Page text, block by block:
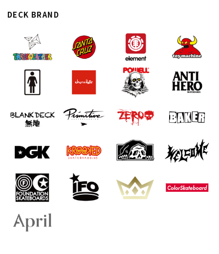
スノーTOP
スケートTOP
CONTENTS
特集一覧
RIDE LIFE MAGAZINE一
スタッフスナップ
中古/アウトレット サー
中古/アウトレット スノ
ー
SUPPORT
ご利用ガイド
会員ランク
店頭受取サービス
アフターサポート
下取り保証について
よくある質問
お問い合わせ
ニュース
DECK BRAND